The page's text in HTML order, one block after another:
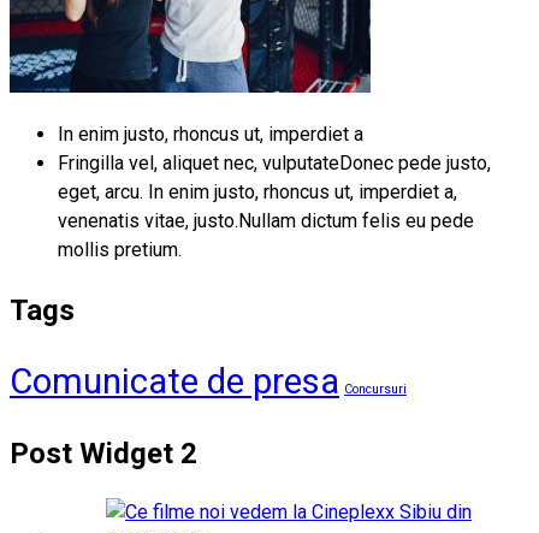
In enim justo, rhoncus ut, imperdiet a
Fringilla vel, aliquet nec, vulputateDonec pede justo,
eget, arcu. In enim justo, rhoncus ut, imperdiet a,
venenatis vitae, justo.Nullam dictum felis eu pede
mollis pretium.
Tags
Comunicate de presa Concursuri
Post Widget 2